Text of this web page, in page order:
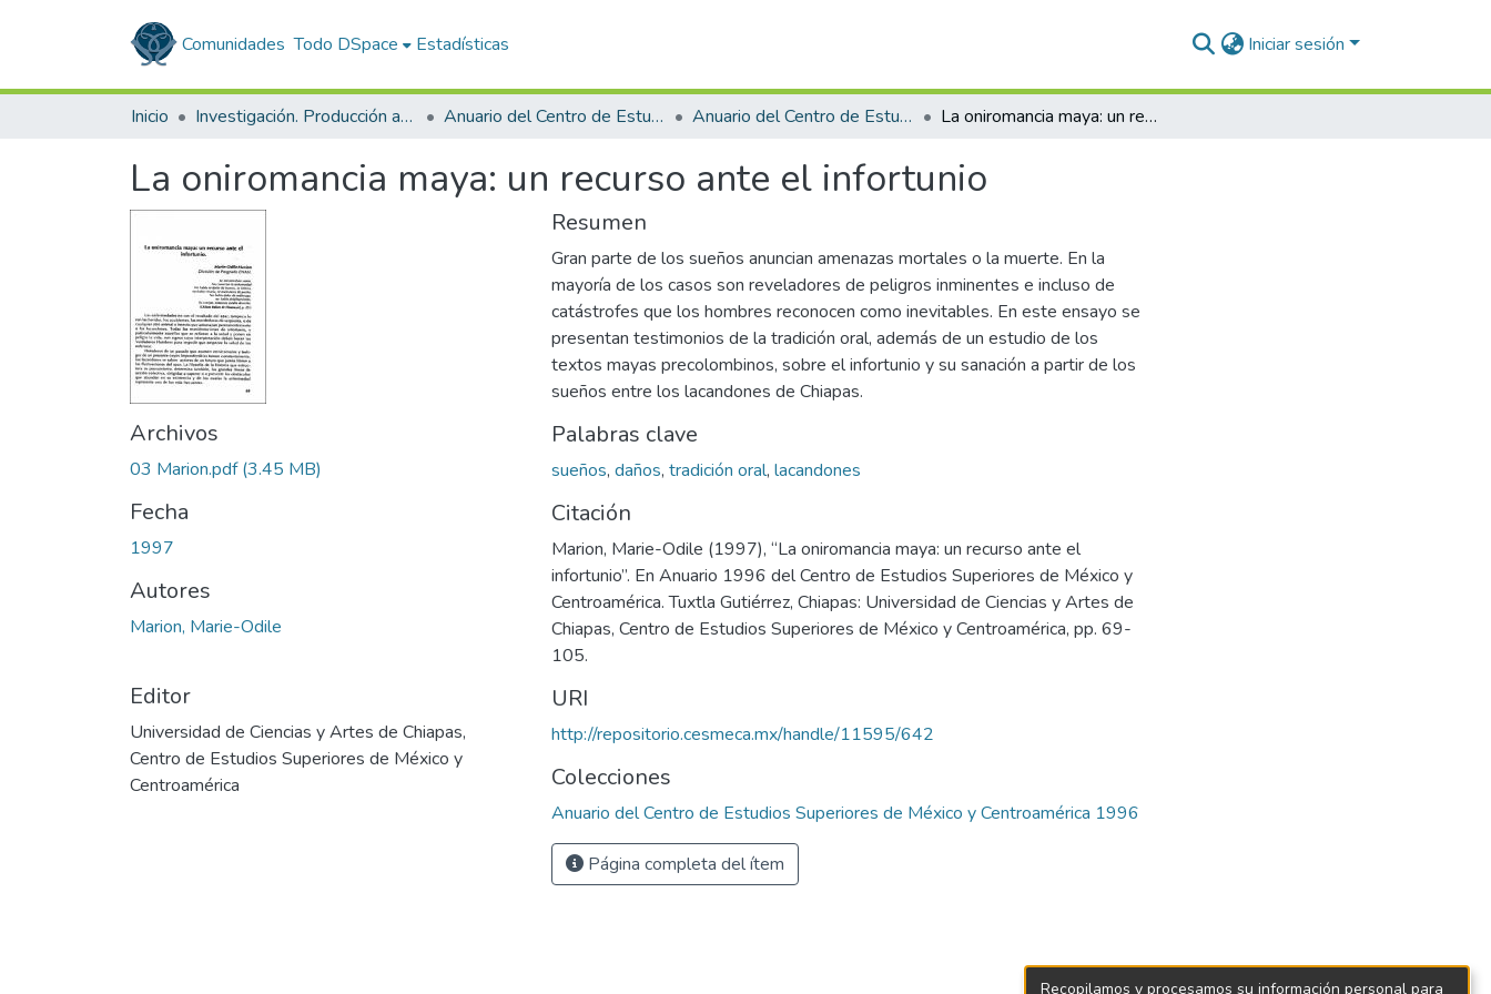
Comunidades Todo DSpace Estadísticas Iniciar sesión
Inicio Investigación. Producción académica Anuario del Centro de Estudios Superiores de México y Centroamérica Anuario del Centro de Estudios Superiores de México y Centroamérica 1996 La oniromancia maya: un recurso ante el infortunio
La oniromancia maya: un recurso ante el infortunio
Archivos
03 Marion.pdf(3.45 MB)
Fecha
1997
Autores
Marion, Marie-Odile
Editor
Universidad de Ciencias y Artes de Chiapas,
Centro de Estudios Superiores de México y
Centroamérica
Resumen
Gran parte de los sueños anuncian amenazas mortales o la muerte. En la
mayoría de los casos son reveladores de peligros inminentes e incluso de
catástrofes que los hombres reconocen como inevitables. En este ensayo se
presentan testimonios de la tradición oral, además de un estudio de los
textos mayas precolombinos, sobre el infortunio y su sanación a partir de los
sueños entre los lacandones de Chiapas.
Palabras clave
sueños, daños, tradición oral, lacandones
Citación
Marion, Marie-Odile (1997), “La oniromancia maya: un recurso ante el
infortunio”. En Anuario 1996 del Centro de Estudios Superiores de México y
Centroamérica. Tuxtla Gutiérrez, Chiapas: Universidad de Ciencias y Artes de
Chiapas, Centro de Estudios Superiores de México y Centroamérica, pp. 69-
105.
URI
http://repositorio.cesmeca.mx/handle/11595/642
Colecciones
Anuario del Centro de Estudios Superiores de México y Centroamérica 1996
Página completa del ítem
Recopilamos y procesamos su información personal para